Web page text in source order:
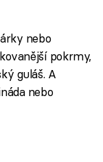
nebo
pokrmy,
guláš. A
nebo